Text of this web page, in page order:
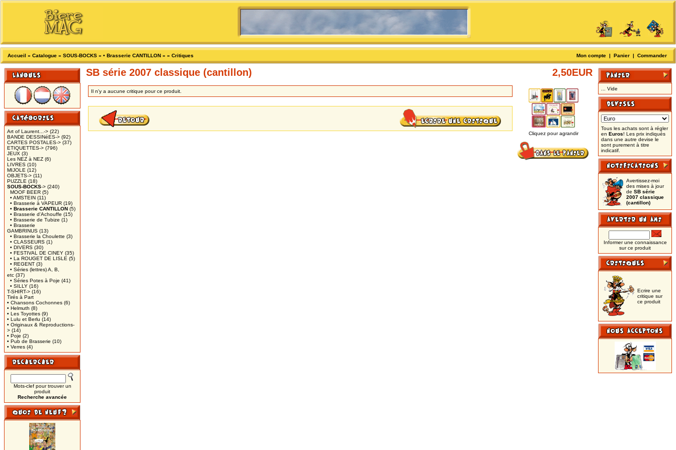
Accueil » Catalogue » SOUS-BOCKS » • Brasserie CANTILLON » » Critiques Mon compte | Panier | Commander
Art of Laurent...-> (22)
BANDE DESSINéES-> (92)
CARTES POSTALES-> (37)
ETIQUETTES-> (796)
JEUX (3)
Les NEZ à NEZ (6)
LIVRES (10)
MIJOLE (12)
OBJETS-> (11)
PUZZLE (18)
SOUS-BOCKS-> (240)
MOOF BEER (5)
• AMSTEIN (11)
• Brasserie à VAPEUR (19)
• Brasserie CANTILLON (5)
• Brasserie d'Achouffe (15)
• Brasserie de Tubize (1)
• Brasserie
GAMBRINUS (13)
• Brasserie la Choulette (3)
• CLASSEURS (1)
• DIVERS (30)
• FESTIVAL DE CINEY (35)
• La ROUGET DE LISLE (5)
• REGENT (3)
• Séries (lettres) A, B,
etc (37)
• Séries Potes à Poje (41)
• SILLY (16)
T-SHIRT-> (16)
Tirés à Part
• Chansons Cochonnes (6)
• Helmuth (8)
• Les Toyottes (9)
• Lulu et Berlu (14)
• Originaux & Reproductions-
> (14)
• Poje (2)
• Pub de Brasserie (10)
• Verres (4)
Mots-clef pour trouver un
produit
Recherche avancée
SB série 2007 classique (cantillon) 2,50EUR
Il n'y a aucune critique pour ce produit.
Cliquez pour agrandir
... Vide
Tous les achats sont à régler
en Euros! Les prix indiqués
dans une autre devise le
sont purement à titre
indicatif.
Avertissez-moi
des mises à jour
de SB série
2007 classique
(cantillon)
Informer une connaissance
sur ce produit
Ecrire une
critique sur
ce produit